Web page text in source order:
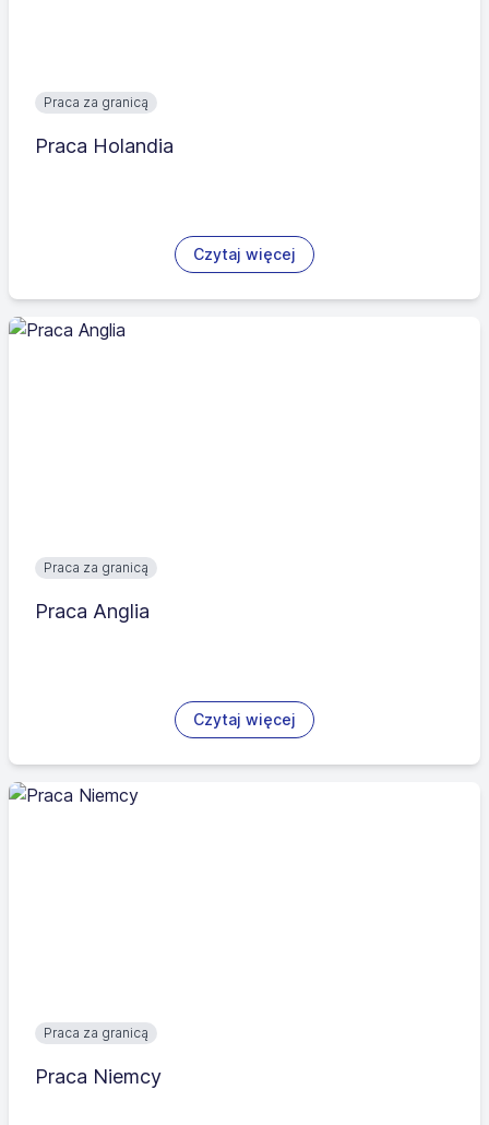
Praca za granicą
Praca Holandia
Czytaj więcej
Praca za granicą
Praca Anglia
Czytaj więcej
Praca za granicą
Praca Niemcy